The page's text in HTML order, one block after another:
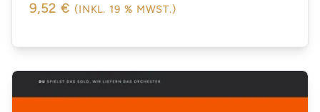
9,52 € (INKL. 19 % MWST.)